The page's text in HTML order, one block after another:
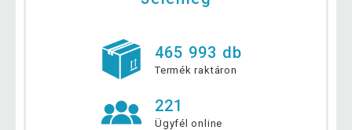
465 993 db
Termék raktáron
221
Ügyfél online